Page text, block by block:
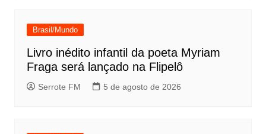
Brasil/Mundo
Livro inédito infantil da poeta Myriam
Fraga será lançado na Flipelô
Serrote FM 5 de agosto de 2026